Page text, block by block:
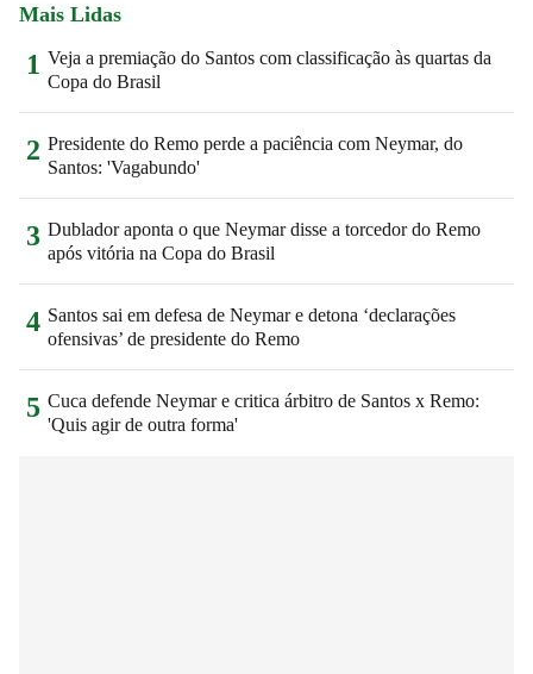
Mais Lidas
1 Veja a premiação do Santos com classificação às quartas da
Copa do Brasil
2 Presidente do Remo perde a paciência com Neymar, do
Santos: 'Vagabundo'
3 Dublador aponta o que Neymar disse a torcedor do Remo
após vitória na Copa do Brasil
4 Santos sai em defesa de Neymar e detona ‘declarações
ofensivas’ de presidente do Remo
5 Cuca defende Neymar e critica árbitro de Santos x Remo:
'Quis agir de outra forma'